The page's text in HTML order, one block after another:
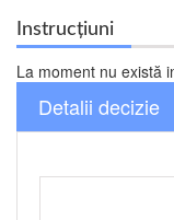
Instrucțiuni
La moment nu există
Detalii decizie